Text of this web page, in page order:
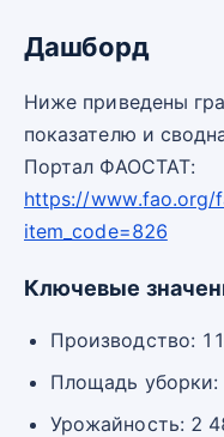
Дашборд
Ниже приведены
показателю и
Портал ФАОСТАТ:
https://www.fao.org/
item_code=826
Ключевые
Производство:
Площадь уборки:
Урожайность: 2